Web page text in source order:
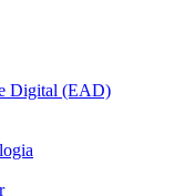
Digital (EAD)